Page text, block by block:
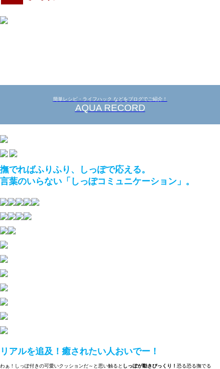
簡単レシピ・ライフハック などをブログでご紹介！
AQUA RECORD
撫でればふりふり、しっぽで応える。
言葉のいらない「しっぽコミュニケーション」。
リアルを追及！癒されたい人おいでー！
わぁ！しっぽ付きの可愛いクッションだ～と思い触ると しっぽが動きびっくり！ 恐る恐る撫でる